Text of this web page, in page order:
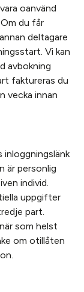
oanvänd
du får
deltagare
Vi kan
avbokning
faktureras du
vecka innan
inloggningslänk
är personlig
individ.
uppgifter
part.
som helst
om otillåten